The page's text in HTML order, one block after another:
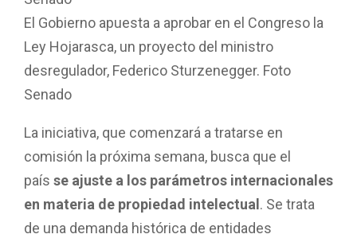
El Gobierno apuesta a aprobar en el Congreso la
Ley Hojarasca, un proyecto del ministro
desregulador, Federico Sturzenegger. Foto
Senado
La iniciativa, que comenzará a tratarse en
comisión la próxima semana, busca que el
país se ajuste a los parámetros internacionales
en materia de propiedad intelectual . Se trata
de una demanda histórica de entidades